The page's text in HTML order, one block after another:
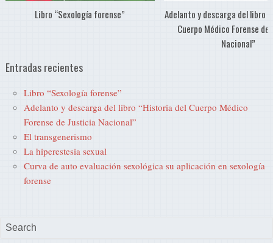
Libro “Sexología forense”
Adelanto y descarga del libro
Cuerpo Médico Forense
Nacional”
Entradas recientes
Libro “Sexología forense”
Adelanto y descarga del libro “Historia del Cuerpo Médico
Forense de Justicia Nacional”
El transgenerismo
La hiperestesia sexual
Curva de auto evaluación sexológica su aplicación en sexología
forense